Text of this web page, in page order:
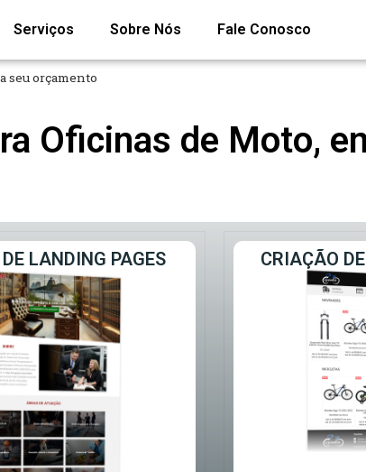
Serviços Sobre Nós Fale Conosco
seu orçamento
Oficinas de Moto,
LANDING PAGES CRIAÇÃO